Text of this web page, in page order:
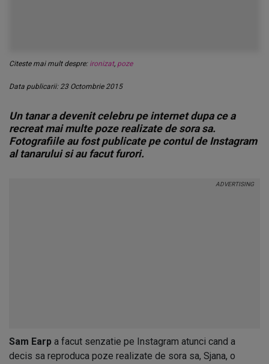
Citeste mai mult despre: ironizat, poze
Data publicarii: 23 Octombrie 2015
Un tanar a devenit celebru pe internet dupa ce a
recreat mai multe poze realizate de sora sa.
Fotografiile au fost publicate pe contul de Instagram
al tanarului si au facut furori.
Sam Earp a facut senzatie pe Instagram atunci cand a
decis sa reproduca poze realizate de sora sa, Sjana, o